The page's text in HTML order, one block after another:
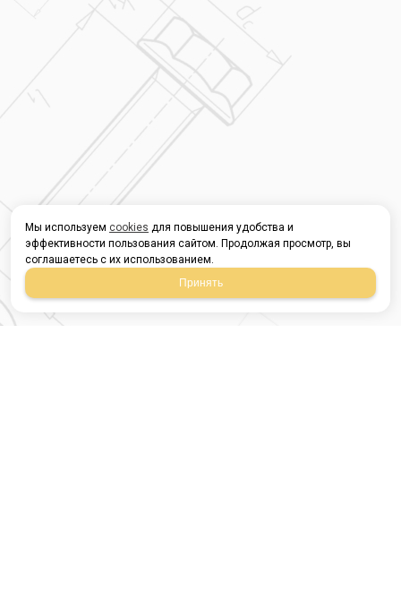
Мы используем cookies для повышения удобства и
эффективности пользования сайтом. Продолжая просмотр, вы
соглашаетесь с их использованием.
Принять